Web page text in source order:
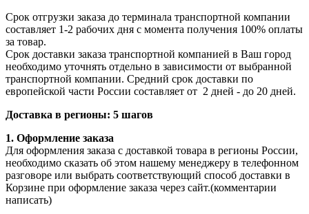
Срок отгрузки заказа до терминала транспортной компании
составляет 1-2 рабочих дня с момента получения 100% оплаты
за товар.
Срок доставки заказа транспортной компанией в Ваш город
необходимо уточнять отдельно в зависимости от выбранной
транспортной компании. Средний срок доставки по
европейской части России составляет от 2 дней - до 20 дней.
Доставка в регионы: 5 шагов
1. Оформление заказа
Для оформления заказа с доставкой товара в регионы России,
необходимо сказать об этом нашему менеджеру в телефонном
разговоре или выбрать соответствующий способ доставки в
Корзине при оформление заказа через сайт.(комментарии
написать)